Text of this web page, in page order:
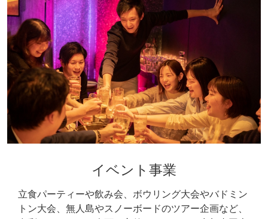
イベント事業
立食パーティーや飲み会、ボウリング大会やバドミン
トン大会、無人島やスノーボードのツアー企画など、